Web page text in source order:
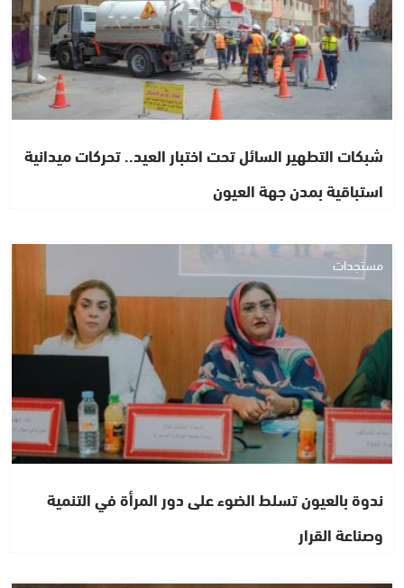
شبكات التطهير السائل تحت اختبار العيد.. تحركات ميدانية
استباقية بمدن جهة العيون
مستجدات
ندوة بالعيون تسلط الضوء على دور المرأة في التنمية
وصناعة القرار